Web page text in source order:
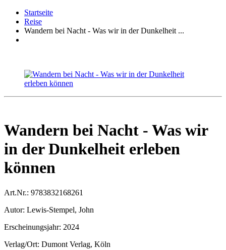
Startseite
Reise
Wandern bei Nacht - Was wir in der Dunkelheit ...
Wandern bei Nacht - Was wir
in der Dunkelheit erleben
können
Art.Nr.: 9783832168261
Autor: Lewis-Stempel, John
Erscheinungsjahr: 2024
Verlag/Ort: Dumont Verlag, Köln